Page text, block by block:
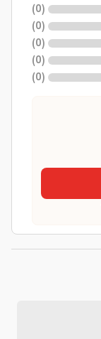
(
0
)
(
0
)
(
0
)
(
0
)
(
0
)